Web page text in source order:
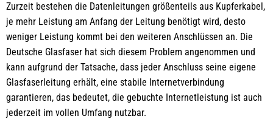
Zurzeit bestehen die Datenleitungen größenteils aus Kupferkabel,
je mehr Leistung am Anfang der Leitung benötigt wird, desto
weniger Leistung kommt bei den weiteren Anschlüssen an. Die
Deutsche Glasfaser hat sich diesem Problem angenommen und
kann aufgrund der Tatsache, dass jeder Anschluss seine eigene
Glasfaserleitung erhält, eine stabile Internetverbindung
garantieren, das bedeutet, die gebuchte Internetleistung ist auch
jederzeit im vollen Umfang nutzbar.